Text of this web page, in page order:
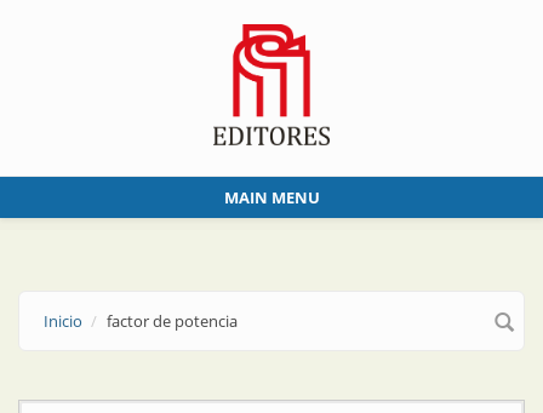
MAIN MENU
Inicio factor de potencia